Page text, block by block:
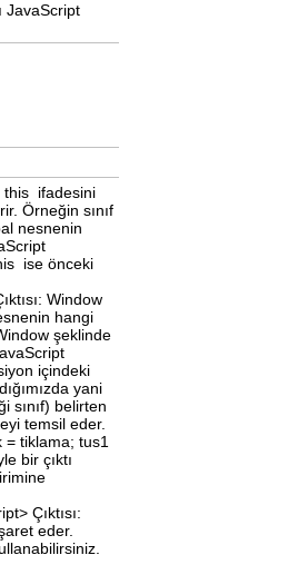
JavaScript
this ifadesini
Örneğin sınıf
nesnenin
ise önceki
Window
hangi
şeklinde
içindeki
yani
sınıf) belirten
temsil eder.
tiklama; tus1
bir çıktı
Çıktısı:
eder.